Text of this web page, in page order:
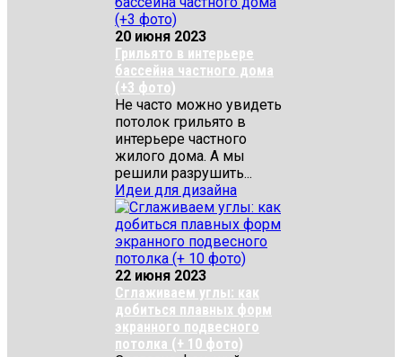
20 июня 2023
Грильято в интерьере
бассейна частного дома
(+3 фото)
Не часто можно увидеть
потолок грильято в
интерьере частного
жилого дома. А мы
решили разрушить...
Идеи для дизайна
22 июня 2023
Сглаживаем углы: как
добиться плавных форм
экранного подвесного
потолка (+ 10 фото)